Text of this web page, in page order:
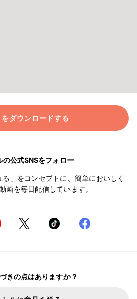
ダウンロードする
の公式SNSをフォロー
る」をコンセプトに、簡単においしく
画を毎日配信しています。
きの点はありますか？